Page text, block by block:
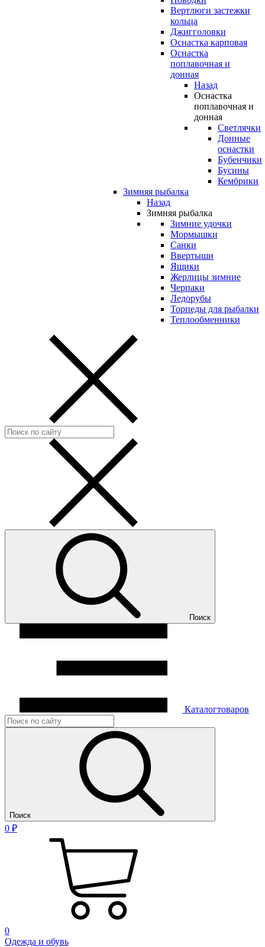
Вертлюги застежки
кольца
Джигголовки
Оснастка карповая
Оснастка
поплавочная и
донная
Назад
Оснастка
поплавочная и
донная
Светлячки
Донные
оснастки
Бубенчики
Бусины
Кембрики
Зимняя рыбалка
Назад
Зимняя рыбалка
Зимние удочки
Мормышки
Санки
Ввертыши
Ящики
Жерлицы зимние
Черпаки
Ледорубы
Торпеды для рыбалки
Теплообменники
Поиск
Каталогтоваров
Поиск
0 ₽
0
Одежда и обувь